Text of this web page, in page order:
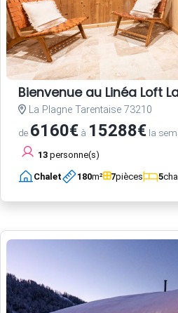
Bienvenue au Linéa Loft
La Plagne Tarentaise 73210
de 6160€ à 15288€ la
13 personne(s)
Chalet 180m² 7pièces 5